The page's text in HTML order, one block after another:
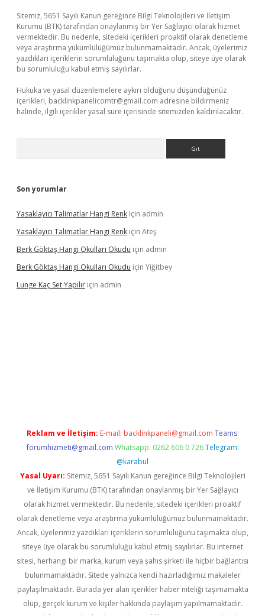
Sitemiz, 5651 Sayılı Kanun gereğince Bilgi Teknolojileri ve İletişim
Kurumu (BTK) tarafından onaylanmış bir Yer Sağlayıcı olarak hizmet
vermektedir. Bu nedenle, sitedeki içerikleri proaktif olarak denetleme
veya araştırma yükümlülüğümüz bulunmamaktadır. Ancak, üyelerimiz
yazdıkları içeriklerin sorumluluğunu taşımakta olup, siteye üye olarak
bu sorumluluğu kabul etmiş sayılırlar.
Hukuka ve yasal düzenlemelere aykırı olduğunu düşündüğünüz
içerikleri, backlinkpanelicomtr@gmail.com adresine bildirmeniz
halinde, ilgili içerikler yasal süre içerisinde sitemizden kaldırılacaktır.
Son yorumlar
Yasaklayıcı Talimatlar Hangi Renk için admin
Yasaklayıcı Talimatlar Hangi Renk için Ateş
Berk Göktaş Hangi Okulları Okudu için admin
Berk Göktaş Hangi Okulları Okudu için Yiğitbey
Lunge Kaç Set Yapılır için admin
Reklam ve İletişim: E-mail: backlinkpaneli@gmail.com Teams:
forumhizmeti@gmail.com Whatsapp: 0262 606 0 726 Telegram:
@karabul
Yasal Uyarı: Sitemiz, 5651 Sayılı Kanun gereğince Bilgi Teknolojileri
ve İletişim Kurumu (BTK) tarafından onaylanmış bir Yer Sağlayıcı
olarak hizmet vermektedir. Bu nedenle, sitedeki içerikleri proaktif
olarak denetleme veya araştırma yükümlülüğümüz bulunmamaktadır.
Ancak, üyelerimiz yazdıkları içeriklerin sorumluluğunu taşımakta olup,
siteye üye olarak bu sorumluluğu kabul etmiş sayılırlar. Bu internet
sitesi, herhangi bir marka, kurum veya şahıs şirketi ile hiçbir bağlantısı
bulunmamaktadır. Sitede yalnızca kendi hazırladığımız makaleler
paylaşılmaktadır. Burada yer alan içerikler haber niteliği taşımamakta
olup, gerçek kurum ve kişiler hakkında paylaşım yapılmamaktadır.